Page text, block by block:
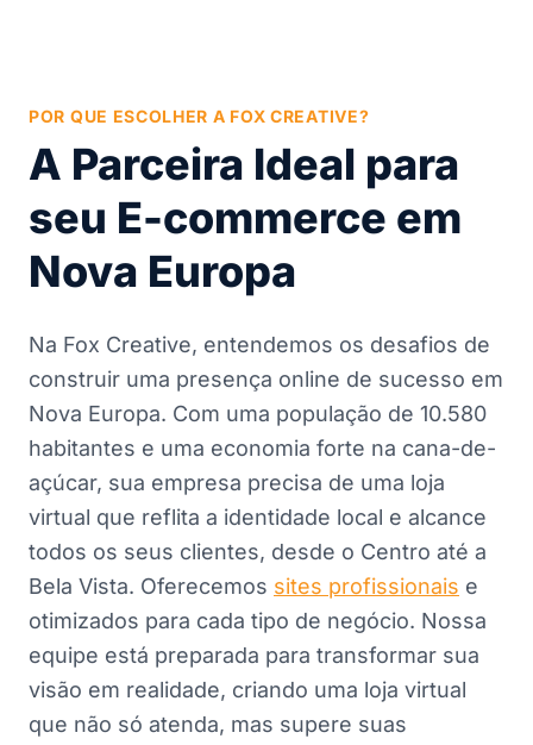
POR QUE ESCOLHER A FOX CREATIVE?
A Parceira Ideal para
seu E-commerce em
Nova Europa
Na Fox Creative, entendemos os desafios de
construir uma presença online de sucesso em
Nova Europa. Com uma população de 10.580
habitantes e uma economia forte na cana-de-
açúcar, sua empresa precisa de uma loja
virtual que reflita a identidade local e alcance
todos os seus clientes, desde o Centro até a
Bela Vista. Oferecemos sites profissionais e
otimizados para cada tipo de negócio. Nossa
equipe está preparada para transformar sua
visão em realidade, criando uma loja virtual
que não só atenda, mas supere suas